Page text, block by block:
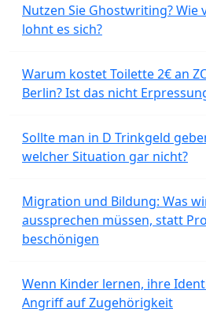
Nutzen Sie Ghostwriting? Wie
lohnt es sich?
Warum kostet Toilette 2€ an
Berlin? Ist das nicht
Sollte man in D Trinkgeld
welcher Situation gar nicht?
Migration und Bildung: Was
aussprechen müssen, statt
beschönigen
Wenn Kinder lernen, ihre
Angriff auf Zugehörigkeit